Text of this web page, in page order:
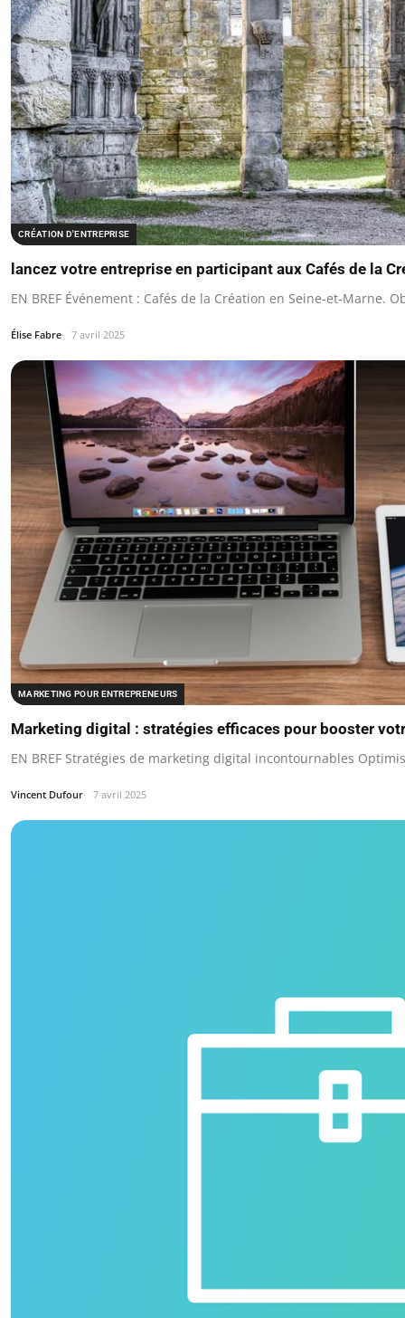
CRÉATION D'ENTREPRISE
lancez votre entreprise en participant aux Cafés de la
EN BREF Événement : Cafés de la Création en Seine-et-Marne.
Élise Fabre 7 avril 2025
MARKETING POUR ENTREPRENEURS
Marketing digital : stratégies efficaces pour booster
EN BREF Stratégies de marketing digital incontournables
Vincent Dufour 7 avril 2025